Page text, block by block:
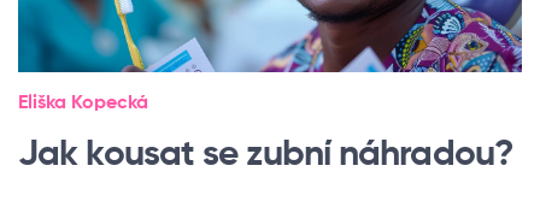
Eliška Kopecká
Jak kousat se zubní náhradou?